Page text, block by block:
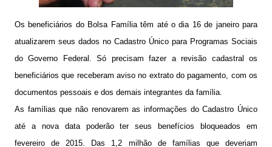
Os beneficiários do Bolsa Família têm até o dia 16 de janeiro para
atualizarem seus dados no Cadastro Único para Programas Sociais
do Governo Federal. Só precisam fazer a revisão cadastral os
beneficiários que receberam aviso no extrato do pagamento, com os
documentos pessoais e dos demais integrantes da família.
As famílias que não renovarem as informações do Cadastro Único
até a nova data poderão ter seus benefícios bloqueados em
fevereiro de 2015. Das 1,2 milhão de famílias que deveriam